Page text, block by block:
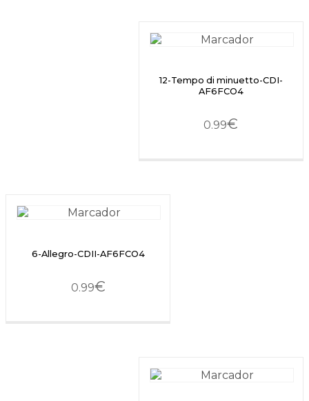
12-Tempo di minuetto-CDI-
AF6FCO4
0.99€
6-Allegro-CDII-AF6FCO4
0.99€